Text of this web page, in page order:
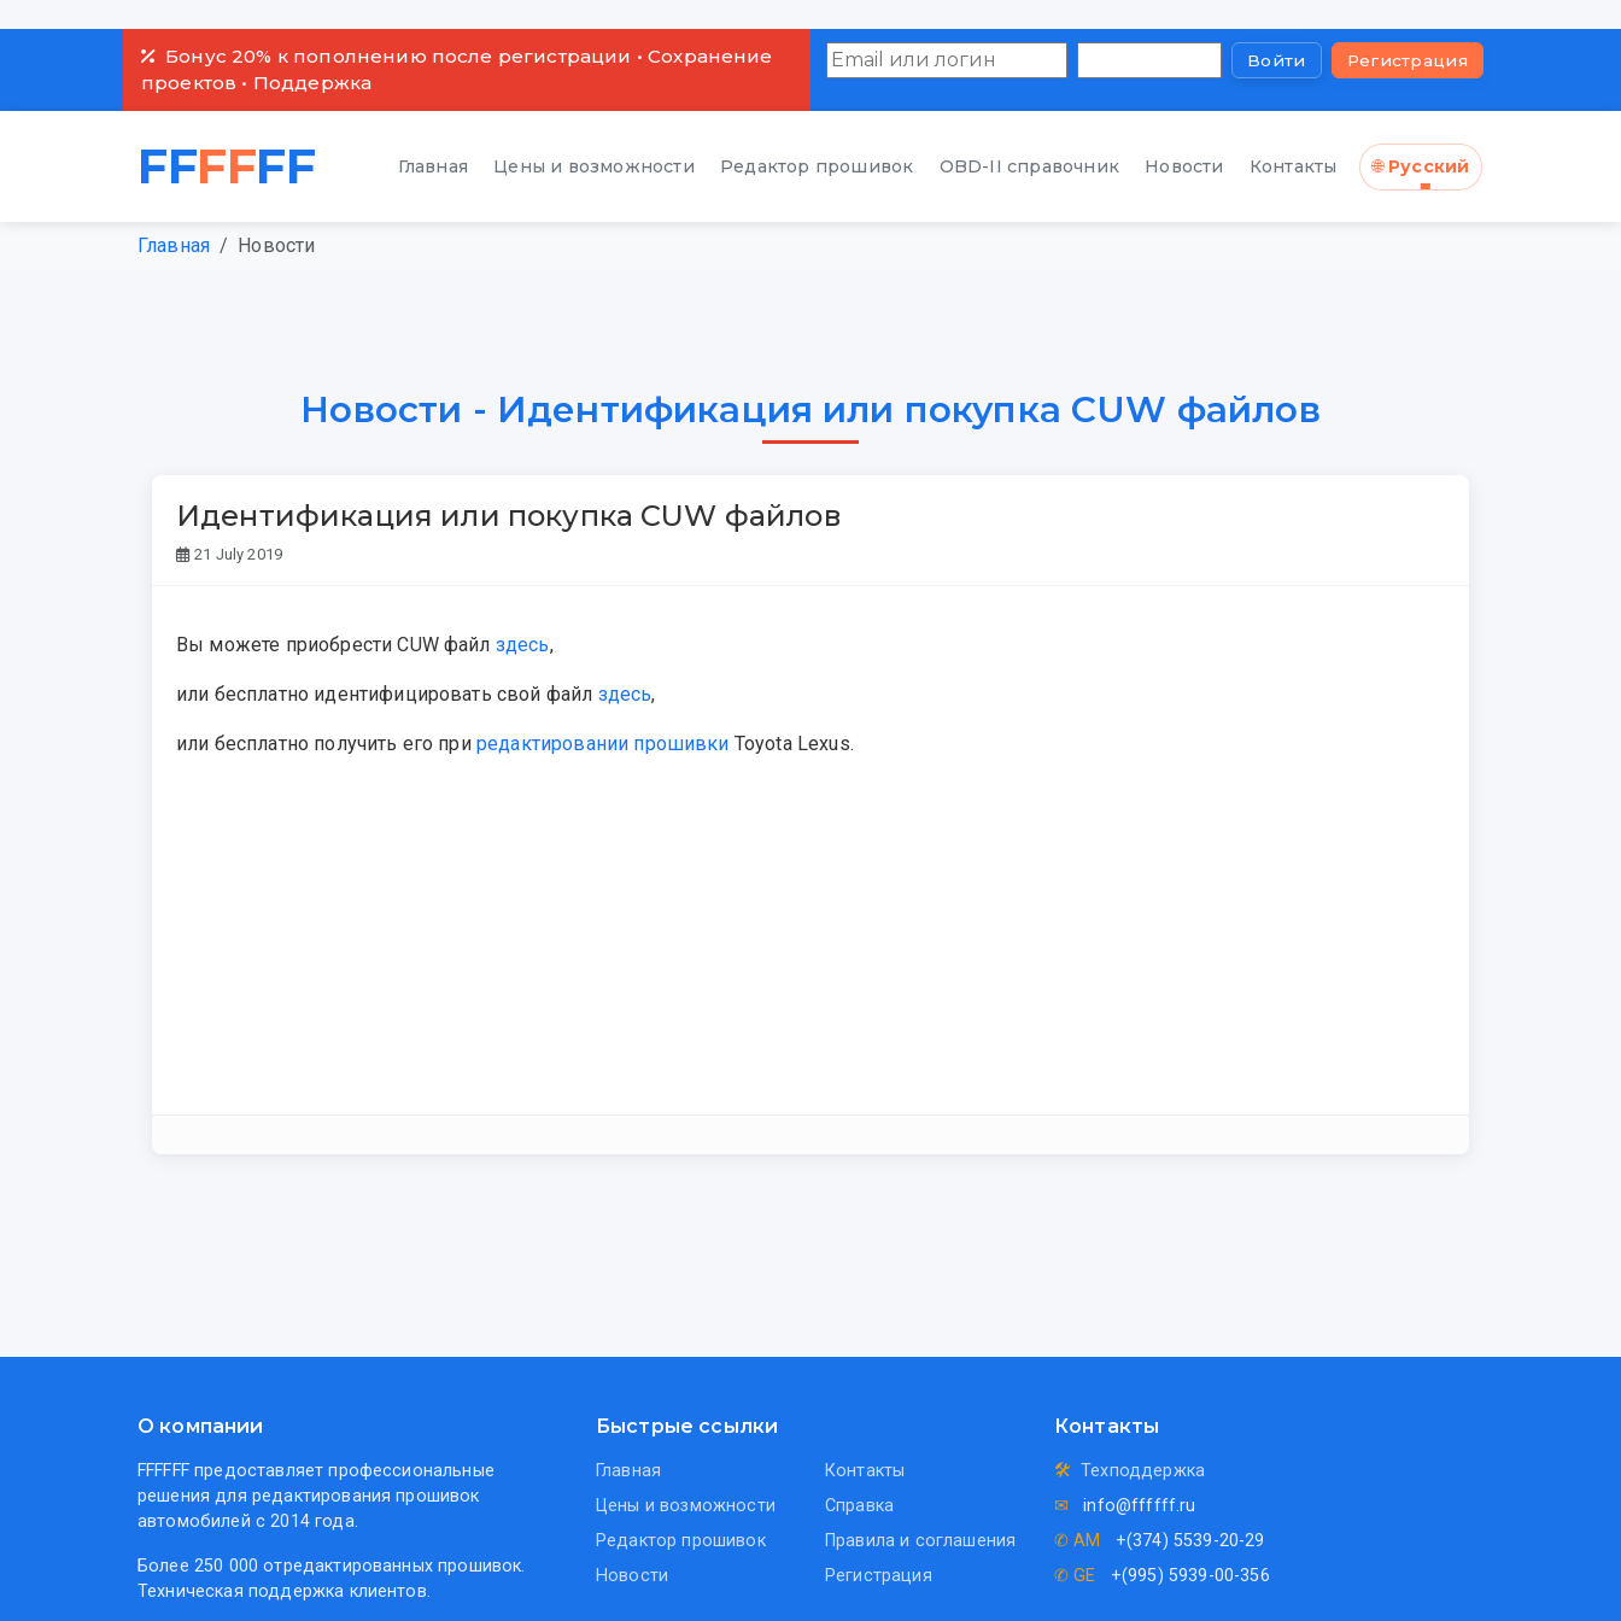
Бонус 20% к пополнению после регистрации • Сохранение
проектов • Поддержка
Войти Регистрация
FFFFFF Главная Цены и возможности Редактор прошивок OBD-II справочник Новости Контакты 🌐 Русский
Главная Новости
Новости - Идентификация или покупка CUW файлов
Идентификация или покупка CUW файлов
21 July 2019
Вы можете приобрести CUW файл здесь,
или бесплатно идентифицировать свой файл здесь,
или бесплатно получить его при редактировании прошивки Toyota Lexus.
О компании
FFFFFF предоставляет профессиональные
решения для редактирования прошивок
автомобилей с 2014 года.
Более 250 000 отредактированных прошивок.
Техническая поддержка клиентов.
Быстрые ссылки
Главная
Цены и возможности
Редактор прошивок
Новости
Контакты
Справка
Правила и соглашения
Регистрация
Контакты
🛠 Техподдержка
✉
info@ffffff.ru
✆ AM
+(374) 5539-20-29
✆ GE
+(995) 5939-00-356